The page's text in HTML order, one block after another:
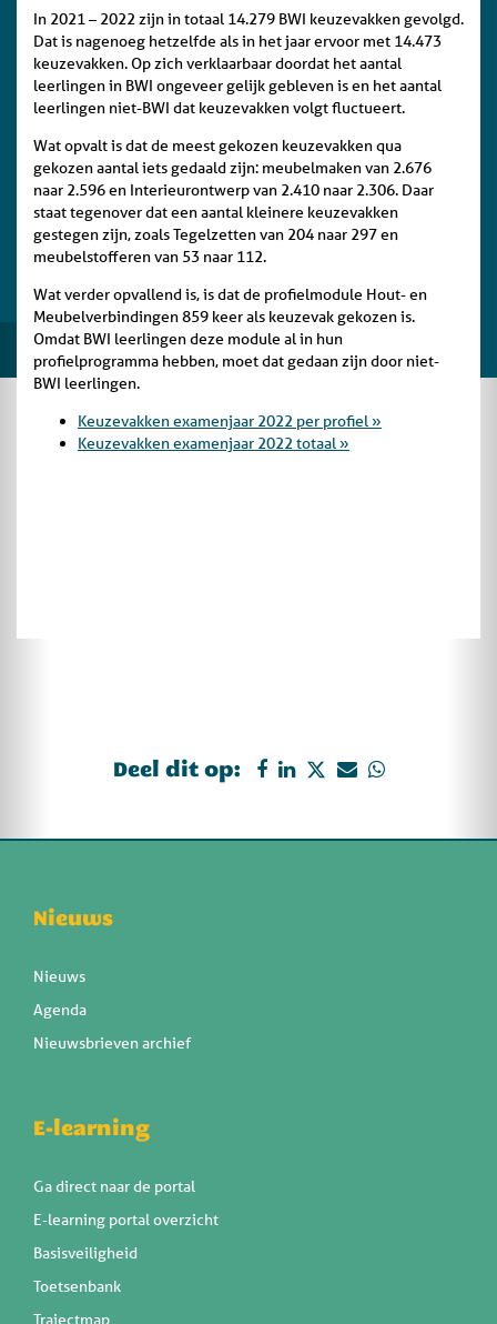
In 2021 – 2022 zijn in totaal 14.279 BWI keuzevakken gevolgd.
Dat is nagenoeg hetzelfde als in het jaar ervoor met 14.473
keuzevakken. Op zich verklaarbaar doordat het aantal
leerlingen in BWI ongeveer gelijk gebleven is en het aantal
leerlingen niet-BWI dat keuzevakken volgt fluctueert.
Wat opvalt is dat de meest gekozen keuzevakken qua
gekozen aantal iets gedaald zijn: meubelmaken van 2.676
naar 2.596 en Interieurontwerp van 2.410 naar 2.306. Daar
staat tegenover dat een aantal kleinere keuzevakken
gestegen zijn, zoals Tegelzetten van 204 naar 297 en
meubelstofferen van 53 naar 112.
Wat verder opvallend is, is dat de profielmodule Hout- en
Meubelverbindingen 859 keer als keuzevak gekozen is.
Omdat BWI leerlingen deze module al in hun
profielprogramma hebben, moet dat gedaan zijn door niet-
BWI leerlingen.
Keuzevakken examenjaar 2022 per profiel »
Keuzevakken examenjaar 2022 totaal »
Deel dit op:
Nieuws
Nieuws
Agenda
Nieuwsbrieven archief
E-learning
Ga direct naar de portal
E-learning portal overzicht
Basisveiligheid
Toetsenbank
Trajectmap